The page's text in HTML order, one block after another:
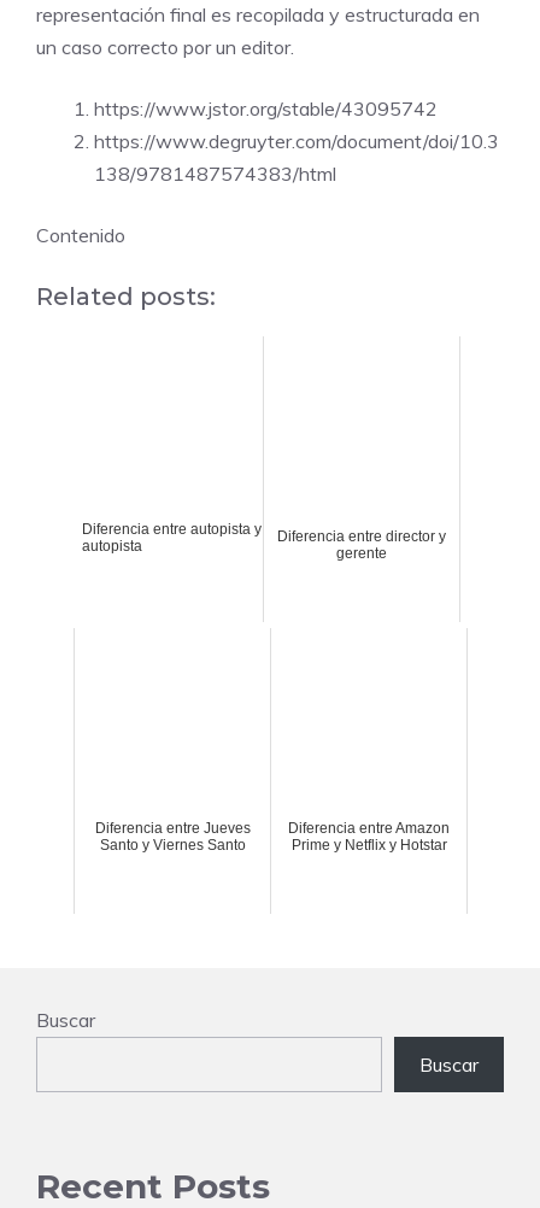
representación final es recopilada y estructurada en
un caso correcto por un editor.
https://www.jstor.org/stable/43095742
https://www.degruyter.com/document/doi/10.3
138/9781487574383/html
Contenido
Related posts:
Diferencia entre autopista y
autopista
Diferencia entre director y
gerente
Diferencia entre Jueves
Santo y Viernes Santo
Diferencia entre Amazon
Prime y Netflix y Hotstar
Buscar
Buscar
Recent Posts